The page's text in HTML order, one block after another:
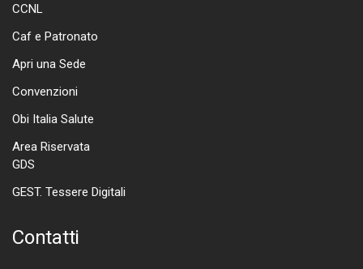
CCNL
Caf e Patronato
Apri una Sede
Convenzioni
Obi Italia Salute
Area Riservata
GDS
GEST. Tessere Digitali
Contatti